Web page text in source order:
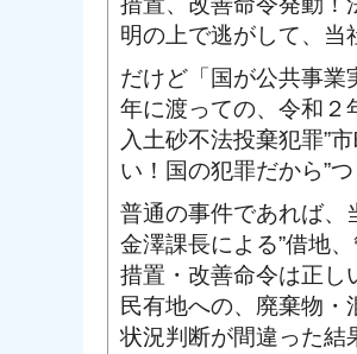
明の上で逃がして、当
だけど「国が公共事業
年に渡っての、令和２
入土砂不法投棄犯罪”
い！国の犯罪だから”つ
普通の事件であれば、
金澤課長による”借地
措置・改善命令は正し
民有地への、廃棄物
状況判断が間違った結